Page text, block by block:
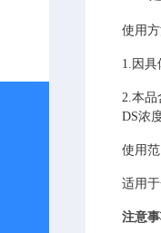
使用
1.因具
2.本品
DS浓
使用
适用
注意